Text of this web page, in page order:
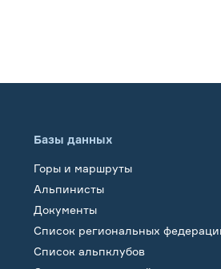
Базы данных
Горы и маршруты
Альпинисты
Документы
Список региональных
Список альпклубов